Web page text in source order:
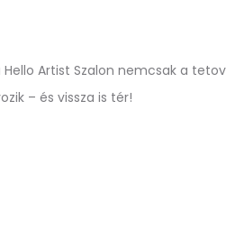
Hello Artist Szalon nemcsak a
– és vissza is tér!